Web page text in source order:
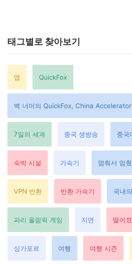
태그별로 찾아보기
앱 QuickFox
벽 너머의 QuickFox, China Accelerator
7일의 세계 중국 생방송 중국
숙박 시설 가속기 멈춰서 멈
VPN 반환 반환 가속기 국내의
파리 올림픽 게임 지연 떨어
싱가포르 여행 여행 시즌